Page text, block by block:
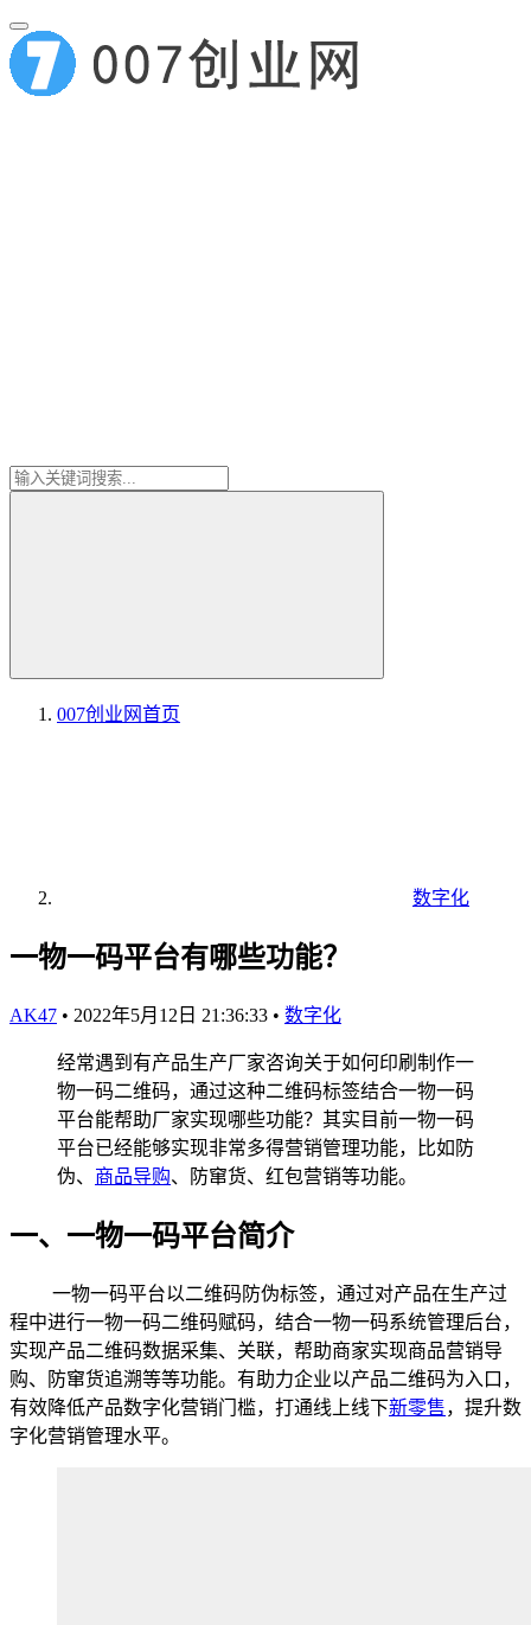
007创业网首页
数字化
一物一码平台有哪些功能？
AK47 • 2022年5月12日 21:36:33 • 数字化
经常遇到有产品生产厂家咨询关于如何印刷制作一
物一码二维码，通过这种二维码标签结合一物一码
平台能帮助厂家实现哪些功能？其实目前一物一码
平台已经能够实现非常多得营销管理功能，比如防
伪、 商品导购、防窜货、红包营销等功能。
一、一物一码平台简介
一物一码平台以二维码防伪标签，通过对产品在生产过
程中进行一物一码二维码赋码，结合一物一码系统管理后台，
实现产品二维码数据采集、关联，帮助商家实现商品营销导
购、防窜货追溯等等功能。有助力企业以产品二维码为入口，
有效降低产品数字化营销门槛，打通线上线下新零售，提升数
字化营销管理水平。